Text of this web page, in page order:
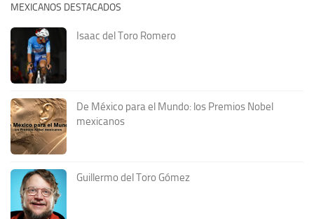
MEXICANOS DESTACADOS
Isaac del Toro Romero
De México para el Mundo: los Premios Nobel
mexicanos
Guillermo del Toro Gómez